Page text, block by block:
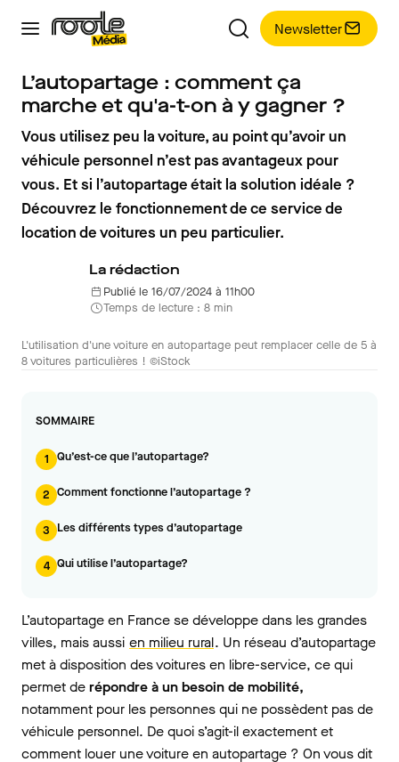
Newsletter
L’autopartage : comment ça
marche et qu'a-t-on à y gagner ?
Vous utilisez peu la voiture, au point qu’avoir un
véhicule personnel n’est pas avantageux pour
vous. Et si l’autopartage était la solution idéale ?
Découvrez le fonctionnement de ce service de
location de voitures un peu particulier.
La rédaction
Publié le 16/07/2024 à 11h00
Temps de lecture : 8 min
L'utilisation d'une voiture en autopartage peut remplacer celle de 5 à
8 voitures particulières ! ©iStock
SOMMAIRE
1 Qu’est-ce que l’autopartage?
2 Comment fonctionne l’autopartage ?
3 Les différents types d’autopartage
4 Qui utilise l’autopartage?
L’autopartage en France se développe dans les grandes
villes, mais aussi en milieu rural. Un réseau d’autopartage
met à disposition des voitures en libre-service, ce qui
permet derépondre à un besoin de mobilité,
notamment pour les personnes qui ne possèdent pas de
véhicule personnel. De quoi s’agit-il exactement et
comment louer une voiture en autopartage ? On vous dit